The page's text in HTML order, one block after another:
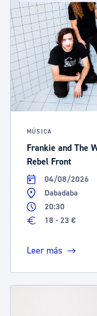
MÚSICA
Frankie and The
Rebel Front
04/08/2026
Dabadaba
20:30
18 - 23 €
Leer más